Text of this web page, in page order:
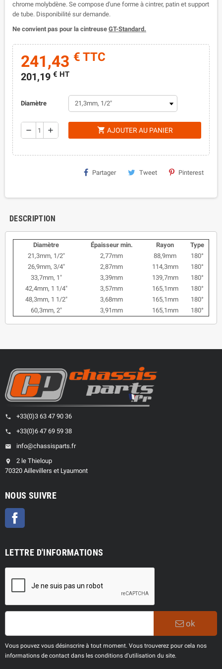
chrome molybdène. Se compose d'une forme à cintrer, patin et support
de tube. Disponibilité sur demande.
Ne convient pas pour la cintreuse GT-Standard.
241,43 € TTC
201,19 € HT
Diamètre
remove add shopping_cart AJOUTER AU PANIER
Partager Tweet Pinterest
DESCRIPTION
Diamètre Épaisseur min. Rayon
Type
21,3mm, 1/2"
2,77mm 88,9mm
180°
26,9mm, 3/4"
2,87mm 114,3mm
180°
33,7mm, 1"
3,39mm 139,7mm
180°
42,4mm, 1 1/4"
3,57mm 165,1mm
180°
48,3mm, 1 1/2"
3,68mm 165,1mm
180°
60,3mm, 2"
3,91mm 165,1mm 180°
phone +33(0)3 63 47 90 36
phone +33(0)6 47 69 59 38
email info@chassisparts.fr
location_on
2 le Thieloup
70320 Aillevillers et Lyaumont
NOUS SUIVRE
LETTRE D'INFORMATIONS
ok
Vous pouvez vous désinscrire à tout moment. Vous trouverez pour cela nos
informations de contact dans les conditions d'utilisation du site.